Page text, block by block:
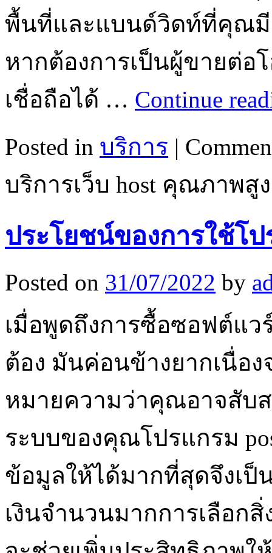
พื้นที่และแบนด์วิดท์ที่คุณมี
หากต้องการเป็นผู้ขายต่อ
เชื่อถือได้ … Continue
Posted in บริการ |
บริการเว็บ host คุณภาพสูง
ประโยชน์ของการใช้โ
Posted on 31/07/2022 by
เมื่อพูดถึงการซื้อซอฟต์แว
ต้อง มันค่อนข้างยากเนื่อ
หมายความว่าคุณอาจสับ
ระบบของคุณโปรแกรม
ข้อมูลให้ได้มากที่สุดจึงเป็
เงินจำนวนมากการเลือก